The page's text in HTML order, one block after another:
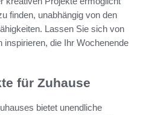
finden, unabhängig von den
Lassen Sie sich von
die Ihr Wochenende
für Zuhause
bietet unendliche